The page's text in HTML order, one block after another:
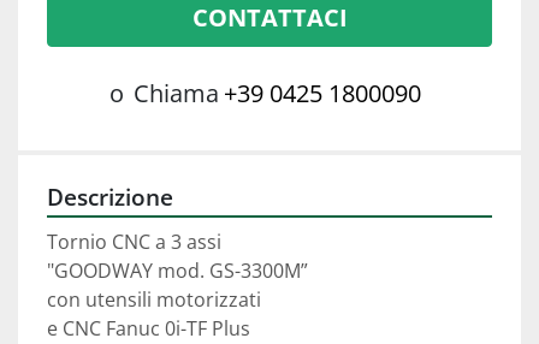
CONTATTACI
o Chiama +39 0425 1800090
Descrizione
Tornio CNC a 3 assi
"GOODWAY mod. GS-3300M”
con utensili motorizzati
e CNC Fanuc 0i-TF Plus